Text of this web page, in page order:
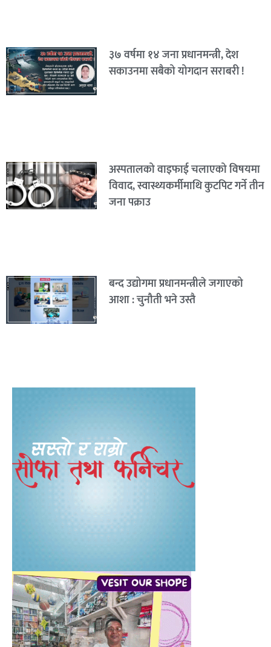
३७ वर्षमा १४ जना प्रधानमन्त्री, देश
सकाउनमा सबैको योगदान सराबरी !
अस्पतालको वाइफाई चलाएको विषयमा
विवाद, स्वास्थ्यकर्मीमाथि कुटपिट गर्ने तीन
जना पक्राउ
बन्द उद्योगमा प्रधानमन्त्रीले जगाएको
आशा : चुनौती भने उस्तै